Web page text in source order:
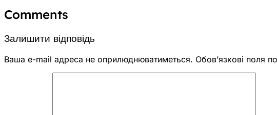
Comments
Залишити відповідь
Ваша e-mail адреса не оприлюднюватиметься. Обов’язкові поля